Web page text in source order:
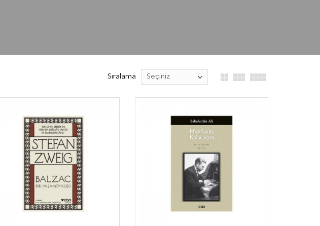
Sıralama